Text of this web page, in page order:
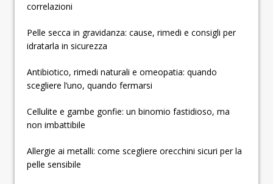
correlazioni
Pelle secca in gravidanza: cause, rimedi e consigli per
idratarla in sicurezza
Antibiotico, rimedi naturali e omeopatia: quando
scegliere l’uno, quando fermarsi
Cellulite e gambe gonfie: un binomio fastidioso, ma
non imbattibile
Allergie ai metalli: come scegliere orecchini sicuri per la
pelle sensibile